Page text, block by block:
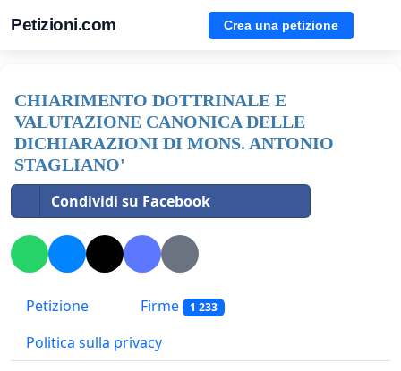
Petizioni.com Crea una petizione
CHIARIMENTO DOTTRINALE E
VALUTAZIONE CANONICA DELLE
DICHIARAZIONI DI MONS. ANTONIO
STAGLIANO'
Condividi su Facebook
Petizione Firme 1 233
Politica sulla privacy